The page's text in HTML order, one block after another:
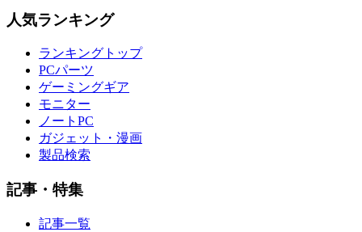
人気ランキング
ランキングトップ
PCパーツ
ゲーミングギア
モニター
ノートPC
ガジェット・漫画
製品検索
記事・特集
記事一覧